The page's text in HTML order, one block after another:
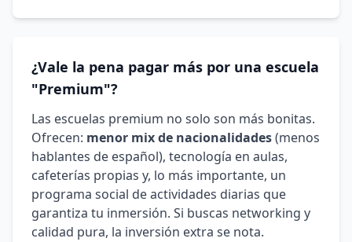
¿Vale la pena pagar más por una escuela
"Premium"?
Las escuelas premium no solo son más bonitas.
Ofrecen: menor mix de nacionalidades(menos
hablantes de español), tecnología en aulas,
cafeterías propias y, lo más importante, un
programa social de actividades diarias que
garantiza tu inmersión. Si buscas networking y
calidad pura, la inversión extra se nota.